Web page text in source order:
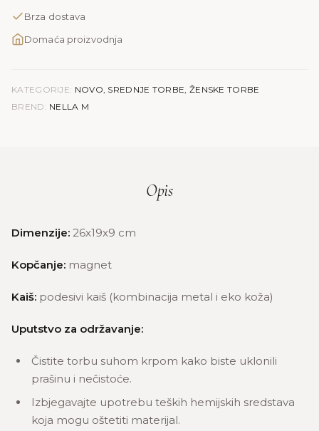
Brza dostava
Domaća proizvodnja
KATEGORIJE: NOVO SREDNJE TORBE ŽENSKE TORBE
BREND: NELLA M
Opis
Dimenzije: 26x19x9 cm
Kopčanje: magnet
Kaiš: podesivi kaiš (kombinacija metal i eko koža)
Uputstvo za održavanje:
Čistite torbu suhom krpom kako biste uklonili
prašinu i nečistoće.
Izbjegavajte upotrebu teških hemijskih sredstava
koja mogu oštetiti materijal.